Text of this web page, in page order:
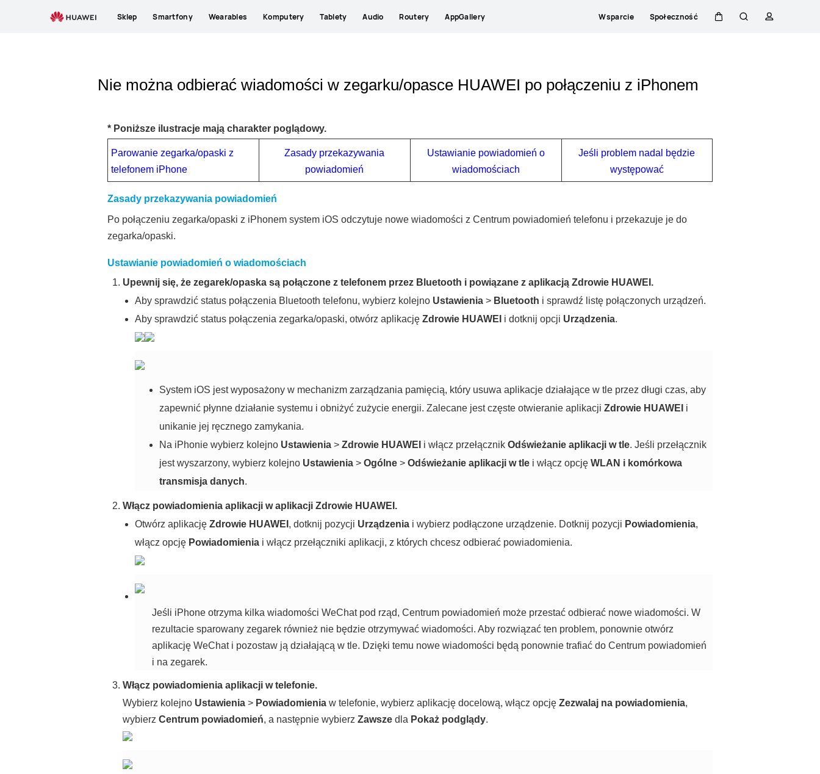
Sklep Smartfony Wearables Komputery Tablety Audio Routery AppGallery Wsparcie Społeczność
Nie można odbierać wiadomości w zegarku/opasce HUAWEI po połączeniu z iPhonem
* Poniższe ilustracje mają charakter poglądowy.
Parowanie zegarka/opaski z
telefonem iPhone
Zasady przekazywania
powiadomień
Ustawianie powiadomień o
wiadomościach
Jeśli problem nadal będzie
występować
Zasady przekazywania powiadomień
Po połączeniu zegarka/opaski z iPhonem system iOS odczytuje nowe wiadomości z Centrum powiadomień telefonu i przekazuje je do
zegarka/opaski.
Ustawianie powiadomień o wiadomościach
Upewnij się, że zegarek/opaska są połączone z telefonem przez Bluetooth i powiązane z aplikacją Zdrowie HUAWEI.
Aby sprawdzić status połączenia Bluetooth telefonu, wybierz kolejno Ustawienia> Bluetooth i sprawdź listę połączonych urządzeń.
Aby sprawdzić status połączenia zegarka/opaski, otwórz aplikację Zdrowie HUAWEI i dotknij opcji Urządzenia.
System iOS jest wyposażony w mechanizm zarządzania pamięcią, który usuwa aplikacje działające w tle przez długi czas, aby
zapewnić płynne działanie systemu i obniżyć zużycie energii. Zalecane jest częste otwieranie aplikacji Zdrowie HUAWEI i
unikanie jej ręcznego zamykania.
Na iPhonie wybierz kolejno Ustawienia> Zdrowie HUAWEI i włącz przełącznik Odświeżanie aplikacji w tle. Jeśli przełącznik
jest wyszarzony, wybierz kolejno Ustawienia> Ogólne> Odświeżanie aplikacji w tlei włącz opcję WLAN i komórkowa
transmisja danych.
Włącz powiadomienia aplikacji w aplikacji Zdrowie HUAWEI.
Otwórz aplikację Zdrowie HUAWEI , dotknij pozycji Urządzeniai wybierz podłączone urządzenie. Dotknij pozycji Powiadomienia,
włącz opcję Powiadomieniai włącz przełączniki aplikacji, z których chcesz odbierać powiadomienia.
Jeśli iPhone otrzyma kilka wiadomości WeChat pod rząd, Centrum powiadomień może przestać odbierać nowe wiadomości. W
rezultacie sparowany zegarek również nie będzie otrzymywać wiadomości. Aby rozwiązać ten problem, ponownie otwórz
aplikację WeChat i pozostaw ją działającą w tle. Dzięki temu nowe wiadomości będą ponownie trafiać do Centrum powiadomień
i na zegarek.
Włącz powiadomienia aplikacji w telefonie.
Wybierz kolejno Ustawienia> Powiadomieniaw telefonie, wybierz aplikację docelową, włącz opcję Zezwalaj na powiadomienia,
wybierz Centrum powiadomień, a następnie wybierz Zawszedla Pokaż podglądy.